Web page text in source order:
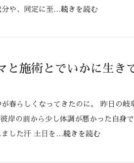
や、同定に至 …続きを読む
と施術とでいかに生き
春らしくなってきたのに。 昨日の岐
岸の前から少し体調が悪かった自身
した汗 土日を …続きを読む